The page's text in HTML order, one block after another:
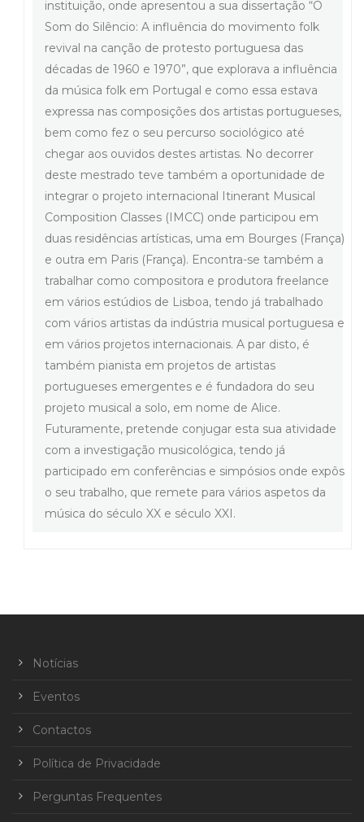
instituição, onde apresentou a sua dissertação “O
Som do Silêncio: A influência do movimento folk
revival na canção de protesto portuguesa das
décadas de 1960 e 1970”, que explorava a influência
da música folk em Portugal e como essa estava
expressa nas composições dos artistas portugueses,
bem como fez o seu percurso sociológico até
chegar aos ouvidos destes artistas. No decorrer
deste mestrado teve também a oportunidade de
integrar o projeto internacional Itinerant Musical
Composition Classes (IMCC) onde participou em
duas residências artísticas, uma em Bourges (França)
e outra em Paris (França). Encontra-se também a
trabalhar como compositora e produtora freelance
em vários estúdios de Lisboa, tendo já trabalhado
com vários artistas da indústria musical portuguesa e
em vários projetos internacionais. A par disto, é
também pianista em projetos de artistas
portugueses emergentes e é fundadora do seu
projeto musical a solo, em nome de Alice.
Futuramente, pretende conjugar esta sua atividade
com a investigação musicológica, tendo já
participado em conferências e simpósios onde expôs
o seu trabalho, que remete para vários aspetos da
música do século XX e século XXI.
Notícias
Eventos
Contactos
Política de Privacidade
Perguntas Frequentes